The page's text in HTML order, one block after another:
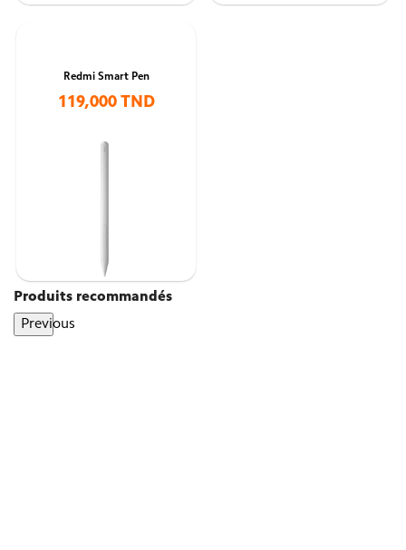
Redmi Smart Pen
119,000 TND
Produits recommandés
Previous